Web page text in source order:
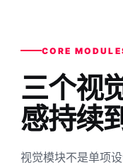
CORE
三个视
感持续
视觉模块不是单项